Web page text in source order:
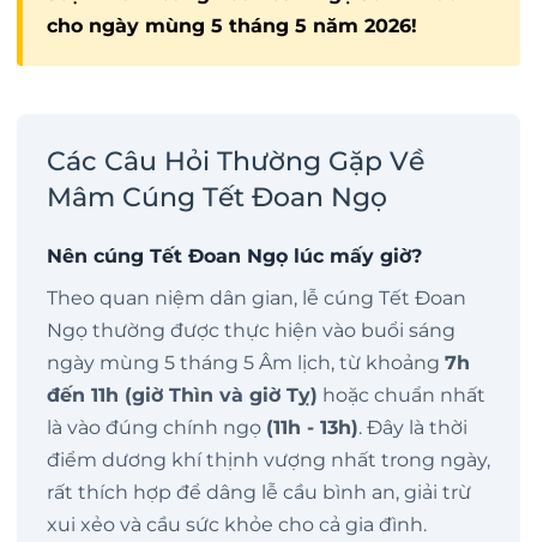
cho ngày mùng 5 tháng 5 năm 2026!
Các Câu Hỏi Thường Gặp Về
Mâm Cúng Tết Đoan Ngọ
Nên cúng Tết Đoan Ngọ lúc mấy giờ?
Theo quan niệm dân gian, lễ cúng Tết Đoan
Ngọ thường được thực hiện vào buổi sáng
ngày mùng 5 tháng 5 Âm lịch, từ khoảng 7h
đến 11h (giờ Thìn và giờ Tỵ) hoặc chuẩn nhất
là vào đúng chính ngọ (11h - 13h). Đây là thời
điểm dương khí thịnh vượng nhất trong ngày,
rất thích hợp để dâng lễ cầu bình an, giải trừ
xui xẻo và cầu sức khỏe cho cả gia đình.